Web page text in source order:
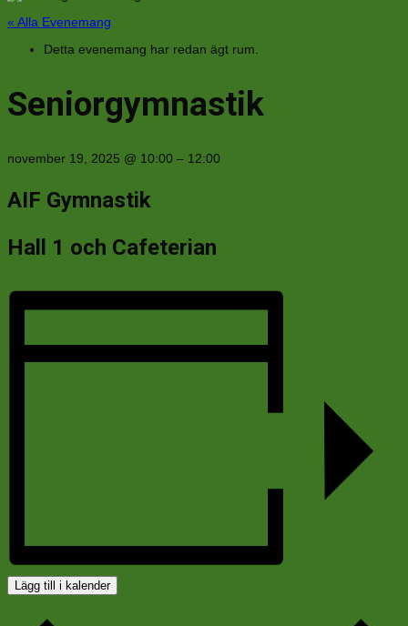
« Alla Evenemang
Detta evenemang har redan ägt rum.
Seniorgymnastik
november 19, 2025 @ 10:00 – 12:00
AIF Gymnastik
Hall 1 och Cafeterian
Lägg till i kalender